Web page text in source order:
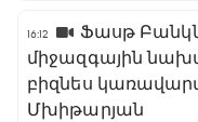
16:12
Ֆասթ Բանկն
միջազգային
բիզնես
Մխիթարյան